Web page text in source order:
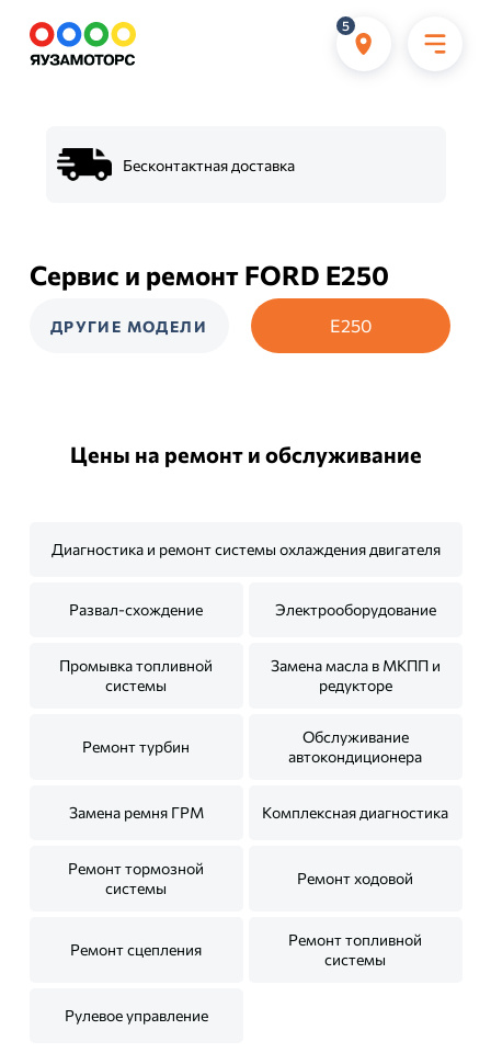
5
Бесконтактная доставка
Сервис и ремонт FORD E250
ДРУГИЕ МОДЕЛИ E250
Цены на ремонт и обслуживание
Диагностика и ремонт системы охлаждения двигателя
Развал-схождение Электрооборудование
Промывка топливной
системы
Замена масла в МКПП и
редукторе
Ремонт турбин
Обслуживание
автокондиционера
Замена ремня ГРМ Комплексная диагностика
Ремонт тормозной
системы
Ремонт ходовой
Ремонт сцепления
Ремонт топливной
системы
Рулевое управление